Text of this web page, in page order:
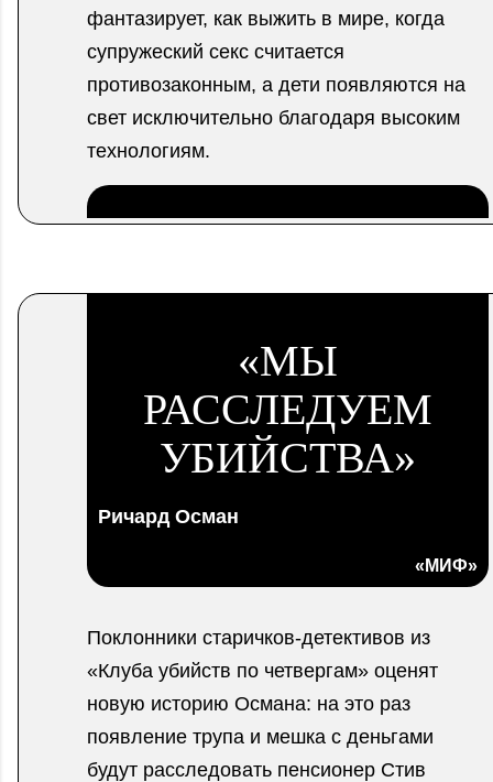
фантазирует, как выжить в мире, когда
супружеский секс считается
противозаконным, а дети появляются на
свет исключительно благодаря высоким
технологиям.
.
«МЫ
РАССЛЕДУЕМ
УБИЙСТВА»
Ричард Осман
«МИФ»
Поклонники старичков-детективов из
«Клуба убийств по четвергам» оценят
новую историю Османа: на это раз
появление трупа и мешка с деньгами
будут расследовать пенсионер Стив